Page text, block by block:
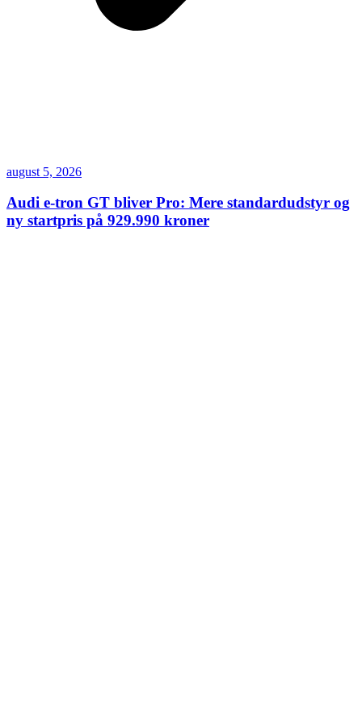
august 5, 2026
Audi e-tron GT bliver Pro: Mere standardudstyr og
ny startpris på 929.990 kroner